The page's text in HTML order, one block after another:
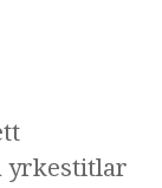
yrkestitlar